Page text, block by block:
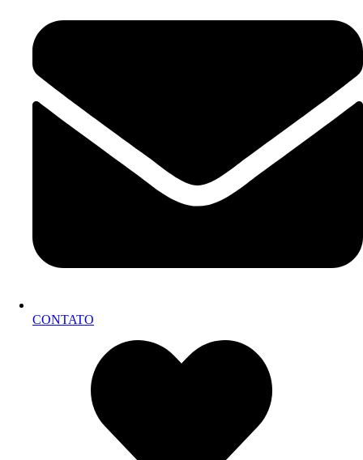
CONTATO